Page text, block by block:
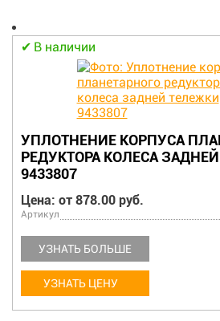
В наличии
УПЛОТНЕНИЕ КОРПУСА
РЕДУКТОРА КОЛЕСА
9433807
Цена: от 878.00 руб.
Артикул
УЗНАТЬ БОЛЬШЕ
УЗНАТЬ ЦЕНУ